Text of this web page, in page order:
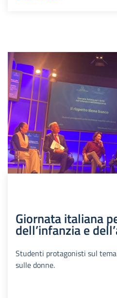
Giornata italiana
dell’infanzia e
Studenti protagonisti sul
sulle donne.